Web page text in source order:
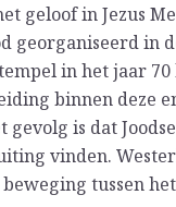
geloof in Jezus
georganiseerd in
in het jaar
binnen deze
is dat
vinden.
tussen